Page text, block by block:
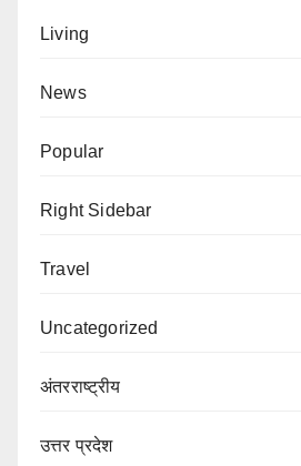
Living
News
Popular
Right Sidebar
Travel
Uncategorized
अंतरराष्ट्रीय
उत्तर प्रदेश